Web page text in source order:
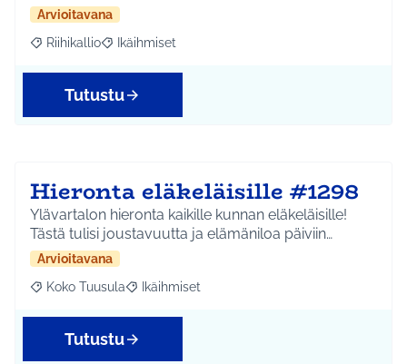
Arvioitavana
Rajaa tulokset aihepiirin mukaan: Riihikallio
Riihikallio Rajaa tulokset teeman mukaan: Ikäihmiset
Ikäihmiset
Tutustu
Hieronta eläkeläisille #1298
Ylävartalon hieronta kaikille kunnan eläkeläisille!
Tästä tulisi joustavuutta ja elämäniloa päiviin…
Arvioitavana
Rajaa tulokset aihepiirin mukaan: Koko Tuusula
Koko Tuusula Rajaa tulokset teeman mukaan: Ikäihmiset
Ikäihmiset
Tutustu